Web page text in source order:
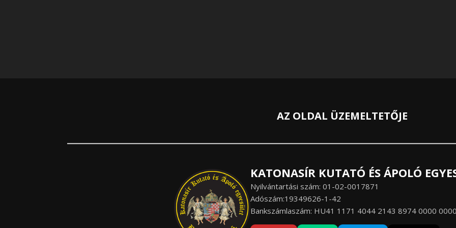
AZ OLDAL ÜZEMELTETŐJE
KATONASÍR KUTATÓ ÉS ÁPOLÓ
Nyilvántartási szám: 01-02-0017871
Adószám:19349626-1-42
Bankszámlaszám: HU41 1171 4044 2143 8974 0000 0000